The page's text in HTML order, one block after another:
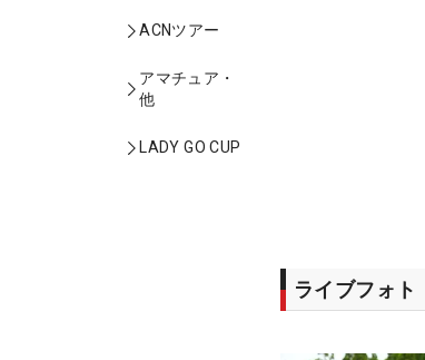
ACNツアー
アマチュア・
他
LADY GO CUP
ライブフォト